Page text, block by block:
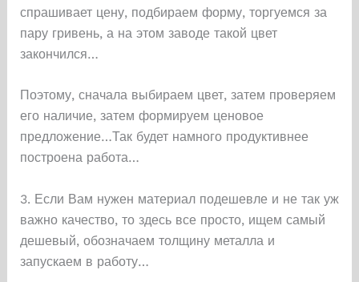
спрашивает цену, подбираем форму, торгуемся за
пару гривень, а на этом заводе такой цвет
закончился…
Поэтому, сначала выбираем цвет, затем проверяем
его наличие, затем формируем ценовое
предложение…Так будет намного продуктивнее
построена работа…
3. Если Вам нужен материал подешевле и не так уж
важно качество, то здесь все просто, ищем самый
дешевый, обозначаем толщину металла и
запускаем в работу…